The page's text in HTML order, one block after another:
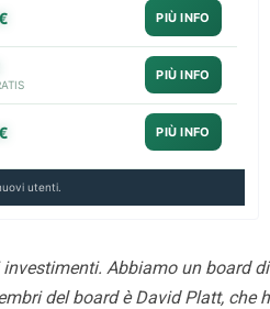
PIÙ INFO
PIÙ INFO
PIÙ INFO
utenti.
Abbiamo un board
del board è David Platt, che